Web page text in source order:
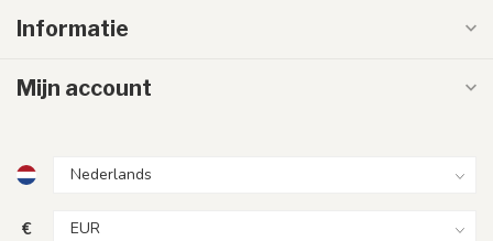
Informatie
Mijn account
€